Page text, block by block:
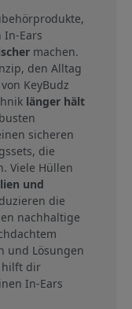
In-Ears
machen.
den Alltag
KeyBudz
länger hält
sicheren
die
Viele Hüllen
und
die
nachhaltige
und Lösungen
hilft dir
In-Ears